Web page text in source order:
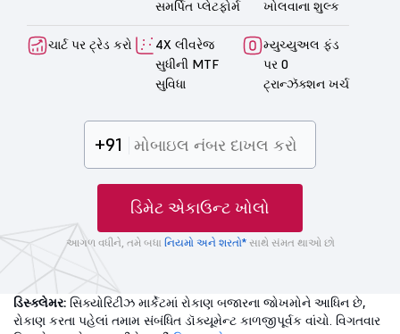
સમર્પિત પ્લેટફોર્મ
ખોલવાના શુલ્ક
ચાર્ટ પર ટ્રેડ કરો
4X લીવરેજ
સુધીની MTF
સુવિધા
મ્યુચ્યુઅલ ફંડ
પર 0
ટ્રાન્ઝૅક્શન ખર્ચ
+91
ડિમેટ એકાઉન્ટ ખોલો
આગળ વધીને, તમે બધા નિયમો અને શરતો*સાથે સંમત થાઓ છો
ડિસ્ક્લેમર: સિક્યોરિટીઝ માર્કેટમાં રોકાણ બજારના જોખમોને આધિન છે,
રોકાણ કરતા પહેલાં તમામ સંબંધિત ડૉક્યૂમેન્ટ કાળજીપૂર્વક વાંચો. વિગતવાર